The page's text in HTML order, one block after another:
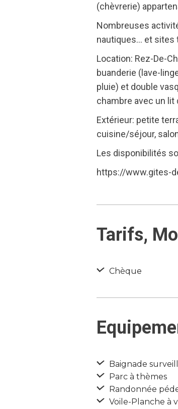
(chèvrerie)
Nombreuses
nautiques… et sites
Location: Rez-De-
buanderie (lave-
pluie) et double
chambre avec un lit
Extérieur: petite
cuisine/séjour,
Les disponibilités
https://www.gites-
Tarifs,
Chèque
Baignade
Parc à thèmes
Randonnée
Voile-Planche à